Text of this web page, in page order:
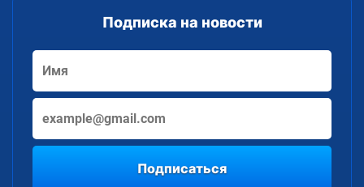
Подписка на новости
Подписаться